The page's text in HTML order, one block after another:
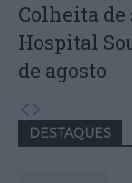
Colheita de
Hospital
de agosto
DESTAQUES